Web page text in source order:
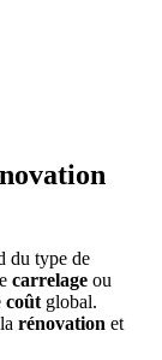
du type de
carrelage ou
coût global.
rénovation et